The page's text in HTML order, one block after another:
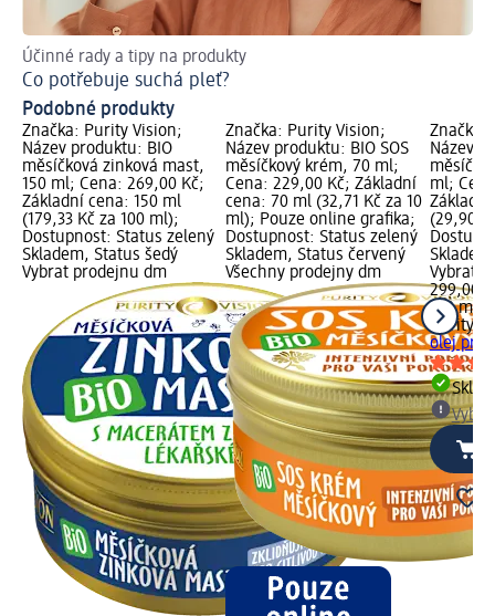
Účinné rady a tipy na produkty
Co potřebuje suchá pleť?
Podobné produkty
Značka: Purity Vision;
Název produktu: BIO
měsíčková zinková mast,
150 ml; Cena: 269,00 Kč;
Základní cena: 150 ml
(179,33 Kč za 100 ml);
Dostupnost: Status zelený
Skladem, Status šedý
Vybrat prodejnu dm
Značka: Purity Vision;
Název produktu: BIO SOS
měsíčkový krém, 70 ml;
Cena: 229,00 Kč; Základní
cena: 70 ml (32,71 Kč za 10
ml); Pouze online grafika;
Dostupnost: Status zelený
Skladem, Status červený
Všechny prodejny dm
Značka:
Název
ml;
(29,90
Vybrat
299,00
100 ml
Purity
olej pro